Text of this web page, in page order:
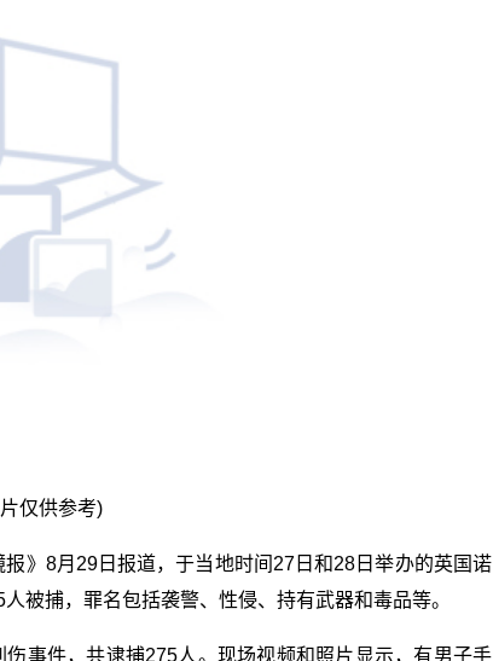
仅供参考)
》8月29日报道，于当地时间27日和28日举办的英国诺
被捕，罪名包括袭警、性侵、持有武器和毒品等。
事件，共逮捕275人。现场视频和照片显示，有男子手